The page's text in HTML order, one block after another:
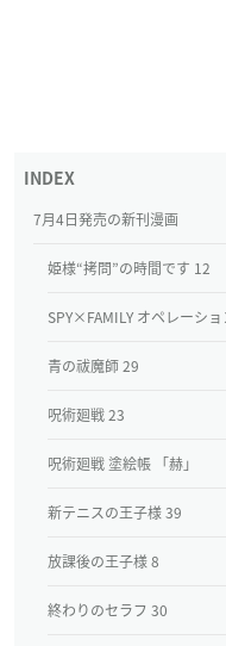
7月4日発売の新刊漫画
姫様“拷問”の時間です 12
SPY×FAMILY オペレーシ
青の祓魔師 29
呪術廻戦 23
呪術廻戦 塗絵帳 「赫」
新テニスの王子様 39
放課後の王子様 8
終わりのセラフ 30